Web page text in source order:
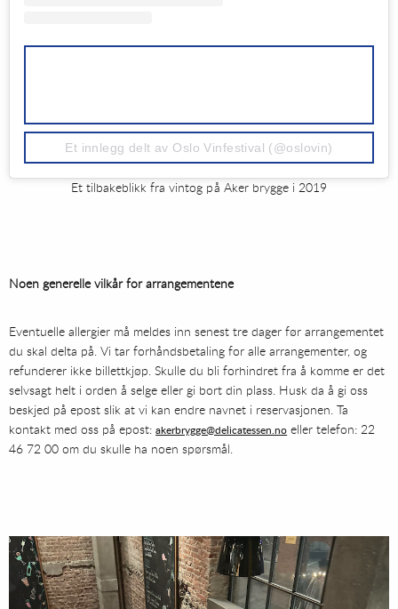
Et innlegg delt av Oslo Vinfestival (@oslovin)
Et tilbakeblikk fra vintog på Aker brygge i 2019
Noen generelle vilkår for arrangementene
Eventuelle allergier må meldes inn senest tre dager før arrangementet
du skal delta på. Vi tar forhåndsbetaling for alle arrangementer, og
refunderer ikke billettkjøp. Skulle du bli forhindret fra å komme er det
selvsagt helt i orden å selge eller gi bort din plass. Husk da å gi oss
beskjed på epost slik at vi kan endre navnet i reservasjonen. Ta
kontakt med oss på epost:akerbrygge@delicatessen.no eller telefon: 22
46 72 00 om du skulle ha noen spørsmål.